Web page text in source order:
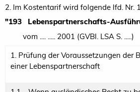
2. Im Kostentarif wird folgende lfd. Nr.
"193 Lebenspartnerschafts-
vom .... ..... 2001 (GVBl. LSA S. .....)
1. Prüfung der Voraussetzungen der
einer Lebenspartnerschaft